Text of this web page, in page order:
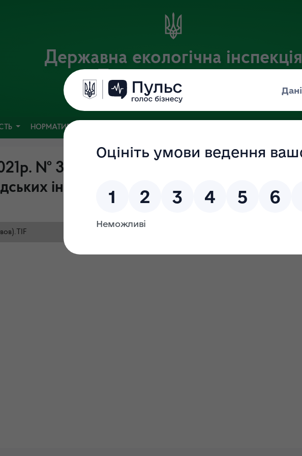
Державна екологічна інспекція
Поліського округу
Офіційний веб-портал
НОРМАТИВНА БАЗА
№ 359-ОД "Про анулювання
інспекторів"